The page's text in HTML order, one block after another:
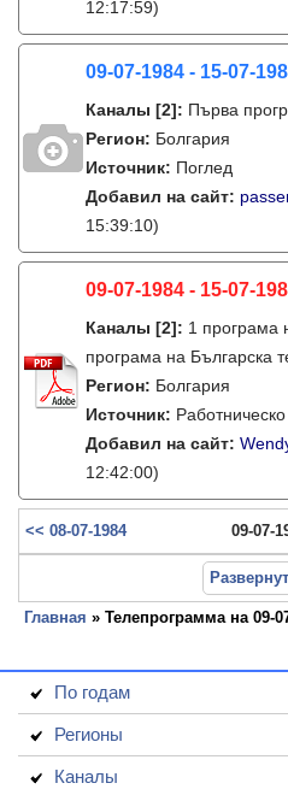
12:17:59)
09-07-1984 - 15-07-
Каналы [2]: Първа
Регион: Болгария
Источник: Поглед
Добавил на сайт:
15:39:10)
09-07-1984 - 15-07-
Каналы [2]: 1 програма
програма на Българска
Регион: Болгария
Источник:
Добавил на сайт:
12:42:00)
<< 08-07-1984 09-07-
Главная » Телепрограмма на 09-
По годам
Регионы
Каналы